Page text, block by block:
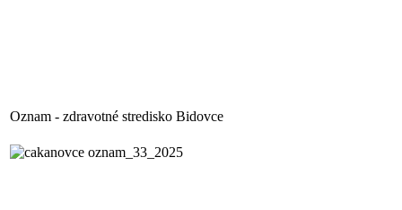
Oznam - zdravotné stredisko Bidovce